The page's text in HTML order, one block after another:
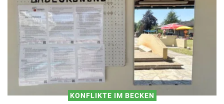
KONFLIKTE IM BECKEN